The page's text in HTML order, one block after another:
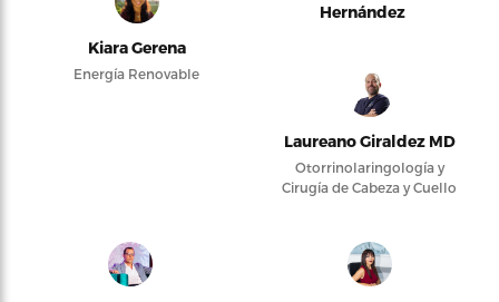
Kiara Gerena
Energía Renovable
Hernández
Laureano Giraldez MD
Otorrinolaringología y
Cirugía de Cabeza y Cuello